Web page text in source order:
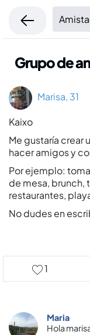
Grupo de
Marisa, 31
Kaixo
Me gustaría crear
hacer amigos y
Por ejemplo:
de mesa, brunch,
restaurantes,
No dudes en
1
Maria
Hola